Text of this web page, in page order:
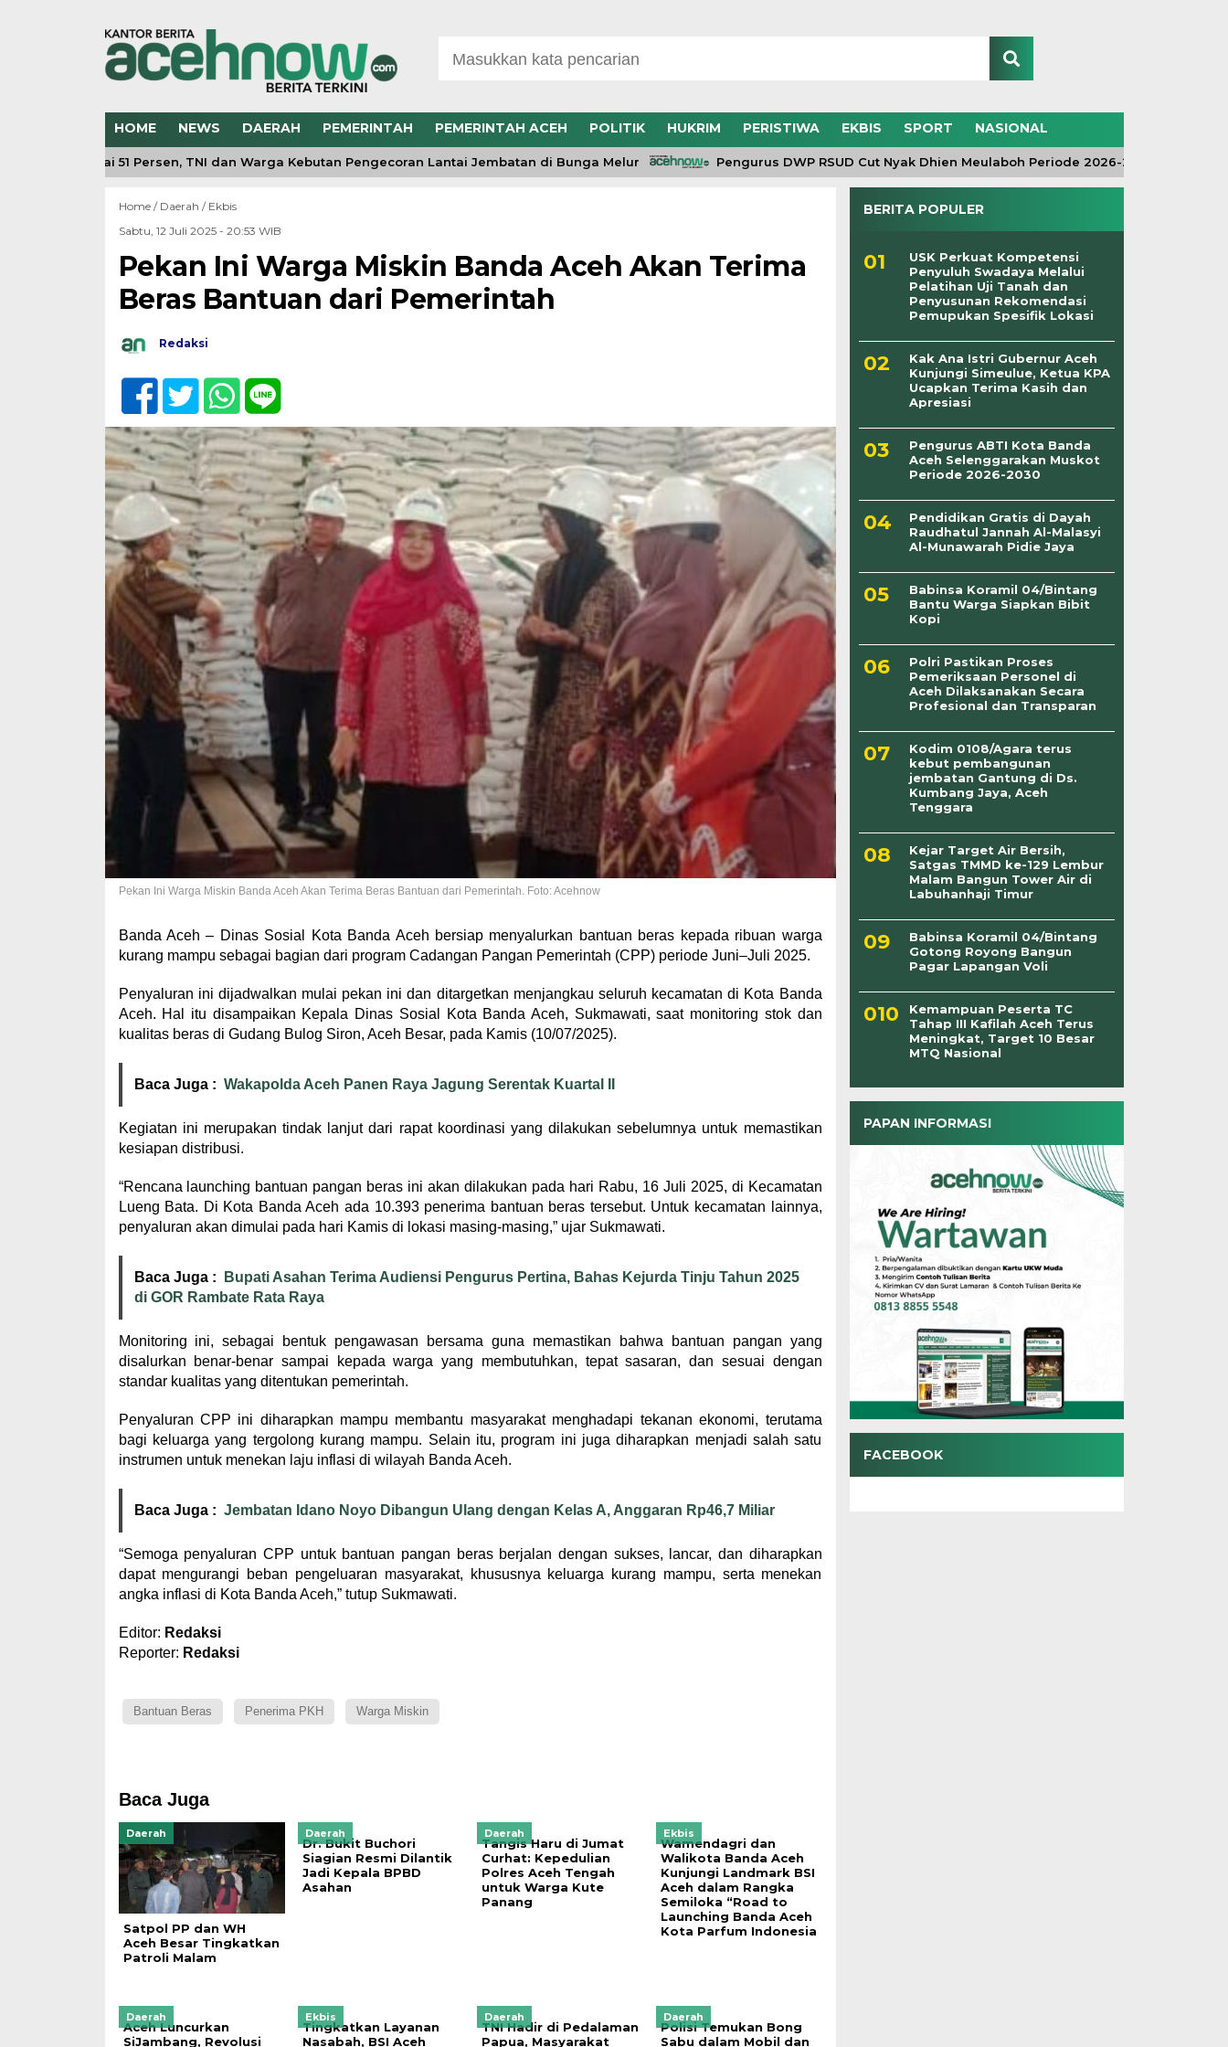
HOME NEWS DAERAH PEMERINTAH PEMERINTAH ACEH POLITIK HUKRIM PERISTIWA EKBIS SPORT NASIONAL
Capai 51 Persen, TNI dan Warga Kebutan Pengecoran Lantai Jembatan di Bunga Melur Pengurus DWP RSUD Cut Nyak Dhien Meulaboh Periode 2026-2030 Resmi Dilantik
Home / Daerah / Ekbis
Sabtu, 12 Juli 2025 - 20:53 WIB
Pekan Ini Warga Miskin Banda Aceh Akan Terima
Beras Bantuan dari Pemerintah
Redaksi
Pekan Ini Warga Miskin Banda Aceh Akan Terima Beras Bantuan dari Pemerintah. Foto: Acehnow
Banda Aceh – Dinas Sosial Kota Banda Aceh bersiap menyalurkan bantuan beras kepada ribuan warga
kurang mampu sebagai bagian dari program Cadangan Pangan Pemerintah (CPP) periode Juni–Juli 2025.
Penyaluran ini dijadwalkan mulai pekan ini dan ditargetkan menjangkau seluruh kecamatan di Kota Banda
Aceh. Hal itu disampaikan Kepala Dinas Sosial Kota Banda Aceh, Sukmawati, saat monitoring stok dan
kualitas beras di Gudang Bulog Siron, Aceh Besar, pada Kamis (10/07/2025).
Baca Juga : Wakapolda Aceh Panen Raya Jagung Serentak Kuartal II
Kegiatan ini merupakan tindak lanjut dari rapat koordinasi yang dilakukan sebelumnya untuk memastikan
kesiapan distribusi.
“Rencana launching bantuan pangan beras ini akan dilakukan pada hari Rabu, 16 Juli 2025, di Kecamatan
Lueng Bata. Di Kota Banda Aceh ada 10.393 penerima bantuan beras tersebut. Untuk kecamatan lainnya,
penyaluran akan dimulai pada hari Kamis di lokasi masing-masing,” ujar Sukmawati.
Baca Juga :
Bupati Asahan Terima Audiensi Pengurus Pertina, Bahas Kejurda Tinju Tahun 2025
di GOR Rambate Rata Raya
Monitoring ini, sebagai bentuk pengawasan bersama guna memastikan bahwa bantuan pangan yang
disalurkan benar-benar sampai kepada warga yang membutuhkan, tepat sasaran, dan sesuai dengan
standar kualitas yang ditentukan pemerintah.
Penyaluran CPP ini diharapkan mampu membantu masyarakat menghadapi tekanan ekonomi, terutama
bagi keluarga yang tergolong kurang mampu. Selain itu, program ini juga diharapkan menjadi salah satu
instrumen untuk menekan laju inflasi di wilayah Banda Aceh.
Baca Juga : Jembatan Idano Noyo Dibangun Ulang dengan Kelas A, Anggaran Rp46,7 Miliar
“Semoga penyaluran CPP untuk bantuan pangan beras berjalan dengan sukses, lancar, dan diharapkan
dapat mengurangi beban pengeluaran masyarakat, khususnya keluarga kurang mampu, serta menekan
angka inflasi di Kota Banda Aceh,” tutup Sukmawati.
Editor: Redaksi
Reporter: Redaksi
Bantuan Beras Penerima PKH Warga Miskin
Baca Juga
Daerah
Satpol PP dan WH
Aceh Besar Tingkatkan
Patroli Malam
Daerah
Dr. Bukit Buchori
Siagian Resmi Dilantik
Jadi Kepala BPBD
Asahan
Daerah
Tangis Haru di Jumat
Curhat: Kepedulian
Polres Aceh Tengah
untuk Warga Kute
Panang
Ekbis
Wamendagri dan
Walikota Banda Aceh
Kunjungi Landmark BSI
Aceh dalam Rangka
Semiloka “Road to
Launching Banda Aceh
Kota Parfum Indonesia
Daerah
Aceh Luncurkan
SiJambang, Revolusi
Ekbis
Tingkatkan Layanan
Nasabah, BSI Aceh
Daerah
TNI Hadir di Pedalaman
Papua, Masyarakat
Daerah
Polisi Temukan Bong
Sabu dalam Mobil dan
BERITA POPULER
USK Perkuat Kompetensi
Penyuluh Swadaya Melalui
Pelatihan Uji Tanah dan
Penyusunan Rekomendasi
Pemupukan Spesifik Lokasi
Kak Ana Istri Gubernur Aceh
Kunjungi Simeulue, Ketua KPA
Ucapkan Terima Kasih dan
Apresiasi
Pengurus ABTI Kota Banda
Aceh Selenggarakan Muskot
Periode 2026-2030
Pendidikan Gratis di Dayah
Raudhatul Jannah Al-Malasyi
Al-Munawarah Pidie Jaya
Babinsa Koramil 04/Bintang
Bantu Warga Siapkan Bibit
Kopi
Polri Pastikan Proses
Pemeriksaan Personel di
Aceh Dilaksanakan Secara
Profesional dan Transparan
Kodim 0108/Agara terus
kebut pembangunan
jembatan Gantung di Ds.
Kumbang Jaya, Aceh
Tenggara
Kejar Target Air Bersih,
Satgas TMMD ke-129 Lembur
Malam Bangun Tower Air di
Labuhanhaji Timur
Babinsa Koramil 04/Bintang
Gotong Royong Bangun
Pagar Lapangan Voli
Kemampuan Peserta TC
Tahap III Kafilah Aceh Terus
Meningkat, Target 10 Besar
MTQ Nasional
PAPAN INFORMASI
FACEBOOK